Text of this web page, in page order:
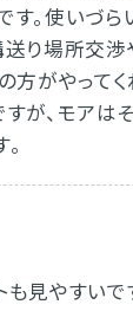
。使いづら
送り場所交
方がやって
が、モアは
見やすいで